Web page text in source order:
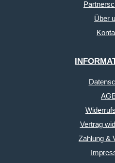
Über
Vertrag
Zahlung &